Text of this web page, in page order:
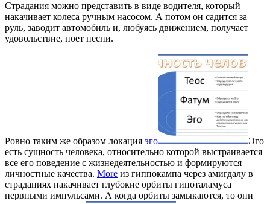
Страдания можно представить в виде водителя, который
накачивает колеса ручным насосом. А потом он садится за
руль, заводит автомобиль и, любуясь движением, получает
удовольствие, поет песни.
Ровно таким же образом локация эго
Эго
есть сущность человека, относительно которой выстраивается
все его поведение с жизнедеятельностью и формируются
личностные качества. More из гиппокампа через амигдалу в
страданиях накачивает глубокие орбиты гипоталамуса
нервными импульсами. А когда орбиты замыкаются, то они